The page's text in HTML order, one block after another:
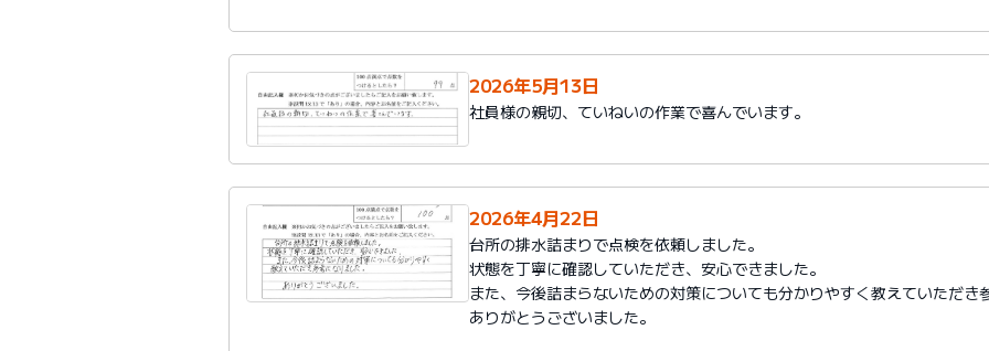
2026年5月13日
社員様の親切、ていねいの作業で喜んでいます。
2026年4月22日
台所の排水詰まりで点検を依頼しました。
状態を丁寧に確認していただき、安心できました。
また、今後詰まらないための対策についても分かりやすく教えていただき
ありがとうございました。